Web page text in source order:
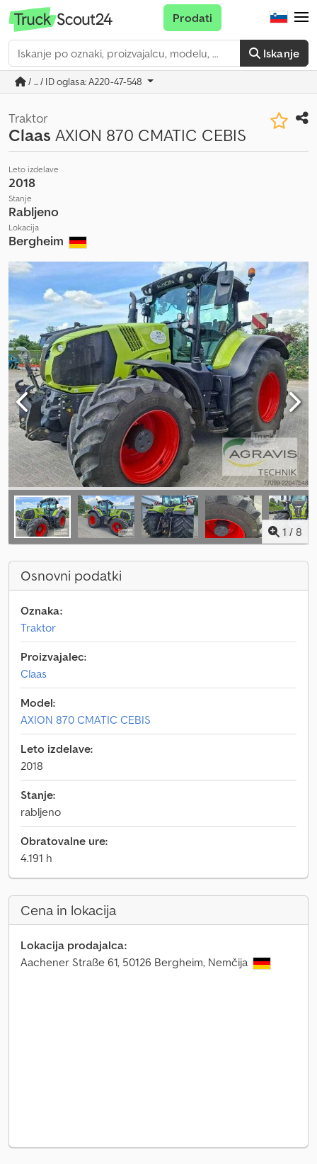
Iskanje
Prodati
/ ... / ID oglasa: A220-47-548
Traktor
Claas AXION 870 CMATIC CEBIS
Leto izdelave
2018
Stanje
Rabljeno
Lokacija
Bergheim
1 / 8
Osnovni podatki
Oznaka:
Traktor
Proizvajalec:
Claas
Model:
AXION 870 CMATIC CEBIS
Leto izdelave:
2018
Stanje:
rabljeno
Obratovalne ure:
4.191 h
Cena in lokacija
Lokacija prodajalca:
Aachener Straße 61, 50126 Bergheim, Nemčija